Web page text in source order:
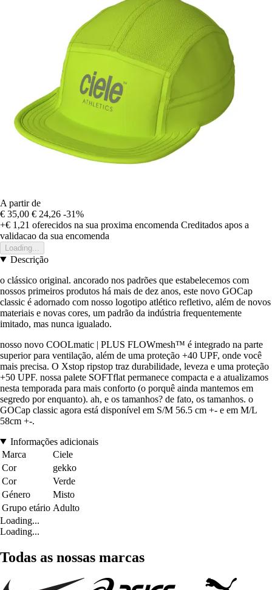
A partir de
€ 35,00 € 24,26 -31%
+€ 1,21 oferecidos na sua proxima encomenda Creditados apos a
validacao da sua encomenda
Loading...
Descrição
o clássico original. ancorado nos padrões que estabelecemos com
nossos primeiros produtos há mais de dez anos, este novo GOCap
classic é adornado com nosso logotipo atlético refletivo, além de novos
materiais e novas cores, um padrão da indústria frequentemente
imitado, mas nunca igualado.
nosso novo COOLmatic | PLUS FLOWmesh™ é integrado na parte
superior para ventilação, além de uma proteção +40 UPF, onde você
mais precisa. O Xstop ripstop traz durabilidade, leveza e uma proteção
+50 UPF. nossa palete SOFTflat permanece compacta e a atualizamos
nesta temporada para mais conforto (o porquê ainda mantemos em
segredo por enquanto). ah, e os tamanhos? de fato, os tamanhos. o
GOCap classic agora está disponível em S/M 56.5 cm +- e em M/L
58cm +-.
Informações adicionais
Marca
Ciele
Cor
gekko
Cor
Verde
Género
Misto
Grupo etário Adulto
Loading...
Loading...
Todas as nossas marcas